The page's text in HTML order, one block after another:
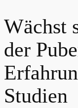
Wächst
der
Studien